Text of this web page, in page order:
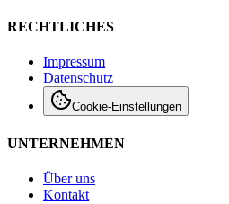
RECHTLICHES
Impressum
Datenschutz
Cookie-Einstellungen
UNTERNEHMEN
Über uns
Kontakt